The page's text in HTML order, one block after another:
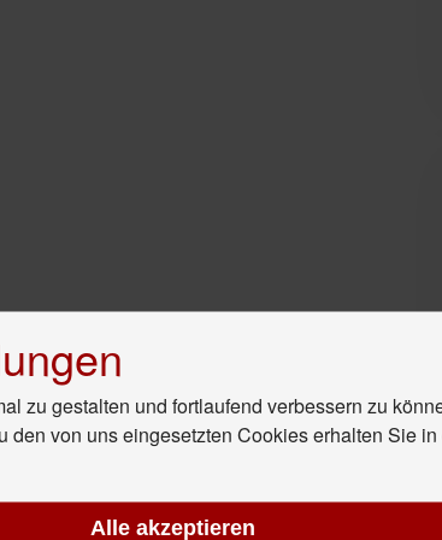
zu gestalten und fortlaufend verbessern zu
den von uns eingesetzten Cookies erhalten Sie in
Alle akzeptieren